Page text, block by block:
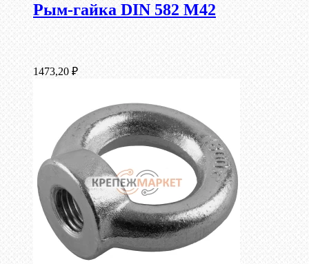
Рым-гайка DIN 582 М42
1473,20 ₽